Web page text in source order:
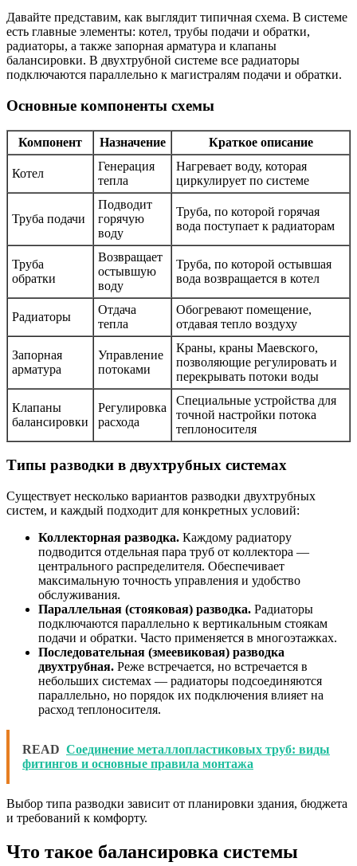
Давайте представим, как выглядит типичная схема. В системе
есть главные элементы: котел, трубы подачи и обратки,
радиаторы, а также запорная арматура и клапаны
балансировки. В двухтрубной системе все радиаторы
подключаются параллельно к магистралям подачи и обратки.
Основные компоненты схемы
Компонент Назначение Краткое описание
Котел
Генерация
тепла
Нагревает воду, которая
циркулирует по системе
Труба подачи
Подводит
горячую
воду
Труба, по которой горячая
вода поступает к радиаторам
Труба
обратки
Возвращает
остывшую
воду
Труба, по которой остывшая
вода возвращается в котел
Радиаторы
Отдача
тепла
Обогревают помещение,
отдавая тепло воздуху
Запорная
арматура
Управление
потоками
Краны, краны Маевского,
позволяющие регулировать и
перекрывать потоки воды
Клапаны
балансировки
Регулировка
расхода
Специальные устройства для
точной настройки потока
теплоносителя
Типы разводки в двухтрубных системах
Существует несколько вариантов разводки двухтрубных
систем, и каждый подходит для конкретных условий:
Коллекторная разводка. Каждому радиатору
подводится отдельная пара труб от коллектора —
центрального распределителя. Обеспечивает
максимальную точность управления и удобство
обслуживания.
Параллельная (стояковая) разводка. Радиаторы
подключаются параллельно к вертикальным стоякам
подачи и обратки. Часто применяется в многоэтажках.
Последовательная (змеевиковая) разводка
двухтрубная. Реже встречается, но встречается в
небольших системах — радиаторы подсоединяются
параллельно, но порядок их подключения влияет на
расход теплоносителя.
READ Соединение металлопластиковых труб: виды
фитингов и основные правила монтажа
Выбор типа разводки зависит от планировки здания, бюджета
и требований к комфорту.
Что такое балансировка системы